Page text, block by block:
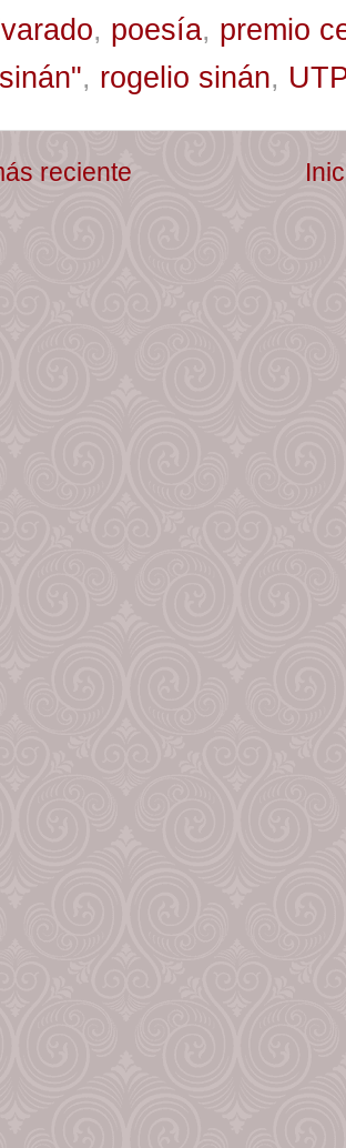
, poesía, premio
, rogelio sinán,
reciente